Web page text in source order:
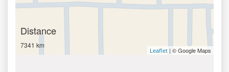
Distance
7341 km
Leaflet | © Google Maps